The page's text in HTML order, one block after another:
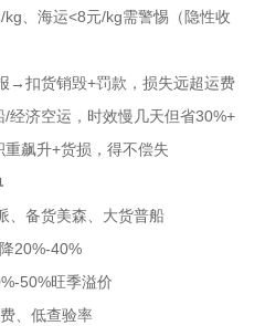
、海运<8元/kg需警惕（隐性收
→扣货销毁+罚款，损失远超运费
经济空运，时效慢几天但省30%+
飙升+货损，得不偿失
、备货美森、大货普船
20%-40%
50%旺季溢价
、低查验率